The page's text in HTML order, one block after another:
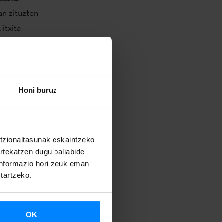
Honi buruz
eskaintzeko
dugu baliabide
hori zeuk eman
OK
zituzten
itxita
lagunduta.
eta euskal